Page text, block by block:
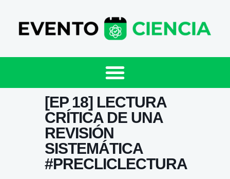
[EP 18] LECTURA
CRÍTICA DE UNA
REVISIÓN
SISTEMÁTICA
#PRECLICLECTURA